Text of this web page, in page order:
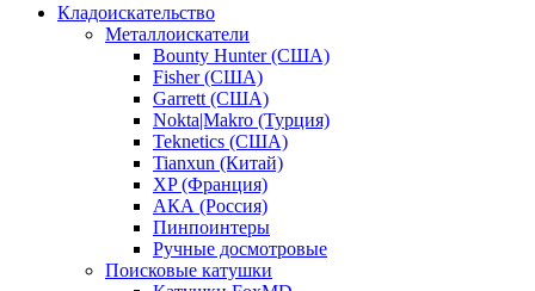
Кладоискательство
Металлоискатели
Bounty Hunter (США)
Fisher (США)
Garrett (США)
Nokta|Makro (Турция)
Teknetics (США)
Tianxun (Китай)
XP (Франция)
АКА (Россия)
Пинпоинтеры
Ручные досмотровые
Поисковые катушки